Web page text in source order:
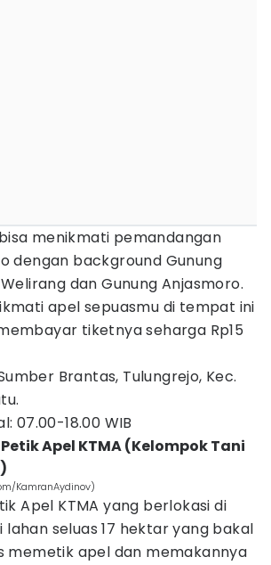
menikmati pemandangan
dengan background Gunung
dan Gunung Anjasmoro.
apel sepuasmu di tempat ini
tiketnya seharga Rp15
Brantas, Tulungrejo, Kec.
07.00-18.00 WIB
Apel KTMA (Kelompok Tani
KamranAydinov)
Apel KTMA yang berlokasi di
lahan seluas 17 hektar yang bakal
memetik apel dan memakannya